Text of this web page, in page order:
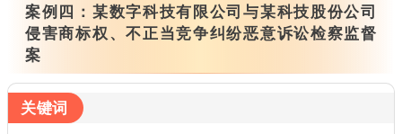
案例四： 某数字科技有限公司与某科技股份公司
侵害商标权、不正当竞争纠纷恶意诉讼检察监督
案
关键词